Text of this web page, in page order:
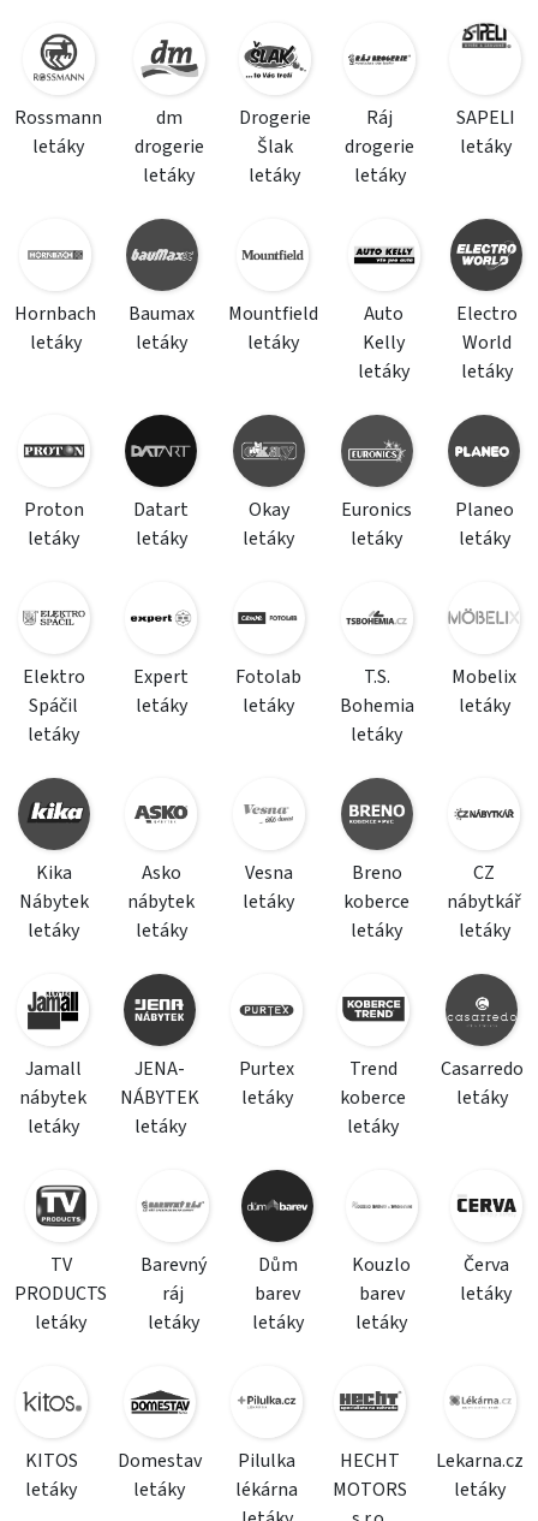
Rossmann
letáky
dm
drogerie
letáky
Drogerie
Šlak
letáky
Ráj
drogerie
letáky
SAPELI
letáky
Hornbach
letáky
Baumax
letáky
Mountfield
letáky
Auto
Kelly
letáky
Electro
World
letáky
Proton
letáky
Datart
letáky
Okay
letáky
Euronics
letáky
Planeo
letáky
Elektro
Spáčil
letáky
Expert
letáky
Fotolab
letáky
T.S.
Bohemia
letáky
Mobelix
letáky
Kika
Nábytek
letáky
Asko
nábytek
letáky
Vesna
letáky
Breno
koberce
letáky
CZ
nábytkář
letáky
Jamall
nábytek
letáky
JENA-
NÁBYTEK
letáky
Purtex
letáky
Trend
koberce
letáky
Casarredo
letáky
TV
PRODUCTS
letáky
Barevný
ráj
letáky
Dům
barev
letáky
Kouzlo
barev
letáky
Červa
letáky
KITOS
letáky
Domestav
letáky
Pilulka
lékárna
HECHT
MOTORS
Lekarna.cz
letáky